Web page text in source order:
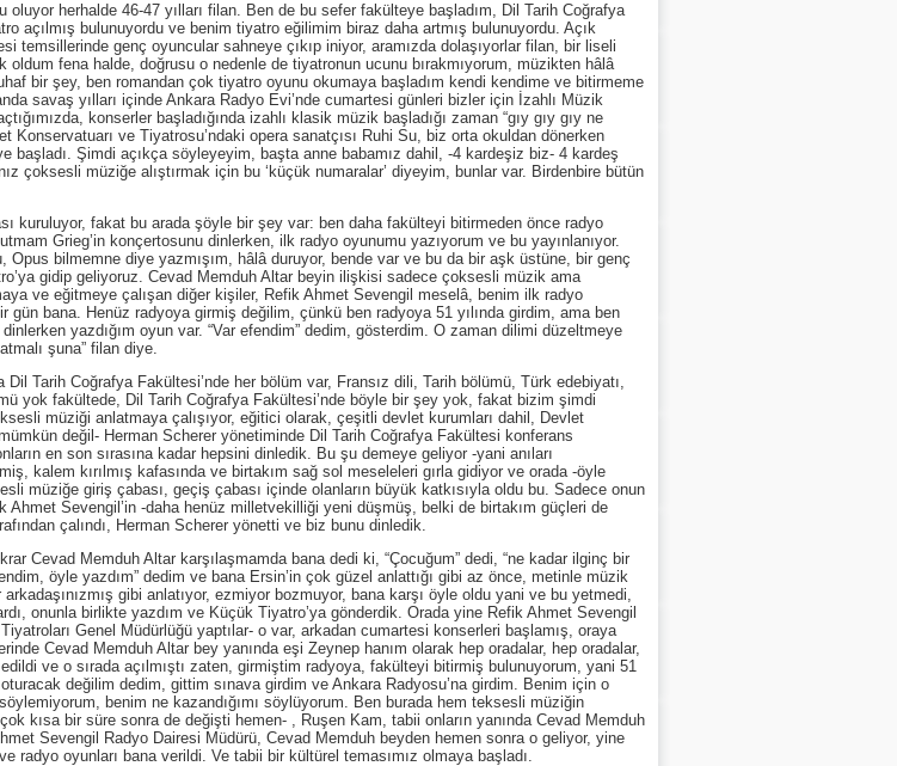
herhalde 46-47 yılları filan. Ben de bu sefer fakülteye başladım, Dil Tarih Coğrafya
açılmış bulunuyordu ve benim tiyatro eğilimim biraz daha artmış bulunuyordu. Açık
temsillerinde genç oyuncular sahneye çıkıp iniyor, aramızda dolaşıyorlar filan, bir liseli
oldum fena halde, doğrusu o nedenle de tiyatronun ucunu bırakmıyorum, müzikten hâlâ
bir şey, ben romandan çok tiyatro oyunu okumaya başladım kendi kendime ve bitirmeme
savaş yılları içinde Ankara Radyo Evi’nde cumartesi günleri bizler için İzahlı Müzik
konserler başladığında izahlı klasik müzik başladığı zaman “gıy gıy gıy ne
ve Tiyatrosu’ndaki opera sanatçısı Ruhi Su, biz orta okuldan dönerken
başladı. Şimdi açıkça söyleyeyim, başta anne babamız dahil, -4 kardeşiz biz- 4 kardeş
çoksesli müziğe alıştırmak için bu ‘küçük numaralar’ diyeyim, bunlar var. Birdenbire bütün
fakat bu arada şöyle bir şey var: ben daha fakülteyi bitirmeden önce radyo
Grieg’in konçertosunu dinlerken, ilk radyo oyunumu yazıyorum ve bu yayınlanıyor.
bilmemne diye yazmışım, hâlâ duruyor, bende var ve bu da bir aşk üstüne, bir genç
gidip geliyoruz. Cevad Memduh Altar beyin ilişkisi sadece çoksesli müzik ama
ve eğitmeye çalışan diğer kişiler, Refik Ahmet Sevengil meselâ, benim ilk radyo
gün bana. Henüz radyoya girmiş değilim, çünkü ben radyoya 51 yılında girdim, ama ben
yazdığım oyun var. “Var efendim” dedim, gösterdim. O zaman dilimi düzeltmeye
şuna” filan diye.
Coğrafya Fakültesi’nde her bölüm var, Fransız dili, Tarih bölümü, Türk edebiyatı,
yok fakültede, Dil Tarih Coğrafya Fakültesi’nde böyle bir şey yok, fakat bizim şimdi
müziği anlatmaya çalışıyor, eğitici olarak, çeşitli devlet kurumları dahil, Devlet
değil- Herman Scherer yönetiminde Dil Tarih Coğrafya Fakültesi konferans
en son sırasına kadar hepsini dinledik. Bu şu demeye geliyor -yani anıları
kalem kırılmış kafasında ve birtakım sağ sol meseleleri gırla gidiyor ve orada -öyle
müziğe giriş çabası, geçiş çabası içinde olanların büyük katkısıyla oldu bu. Sadece onun
Ahmet Sevengil’in -daha henüz milletvekilliği yeni düşmüş, belki de birtakım güçleri de
çalındı, Herman Scherer yönetti ve biz bunu dinledik.
Memduh Altar karşılaşmamda bana dedi ki, “Çocuğum” dedi, “ne kadar ilginç bir
öyle yazdım” dedim ve bana Ersin’in çok güzel anlattığı gibi az önce, metinle müzik
gibi anlatıyor, ezmiyor bozmuyor, bana karşı öyle oldu yani ve bu yetmedi,
onunla birlikte yazdım ve Küçük Tiyatro’ya gönderdik. Orada yine Refik Ahmet Sevengil
Genel Müdürlüğü yaptılar- o var, arkadan cumartesi konserleri başlamış, oraya
Cevad Memduh Altar bey yanında eşi Zeynep hanım olarak hep oradalar, hep oradalar,
ve o sırada açılmıştı zaten, girmiştim radyoya, fakülteyi bitirmiş bulunuyorum, yani 51
değilim dedim, gittim sınava girdim ve Ankara Radyosu’na girdim. Benim için o
benim ne kazandığımı söylüyorum. Ben burada hem teksesli müziğin
kısa bir süre sonra de değişti hemen- , Ruşen Kam, tabii onların yanında Cevad Memduh
Sevengil Radyo Dairesi Müdürü, Cevad Memduh beyden hemen sonra o geliyor, yine
radyo oyunları bana verildi. Ve tabii bir kültürel temasımız olmaya başladı.